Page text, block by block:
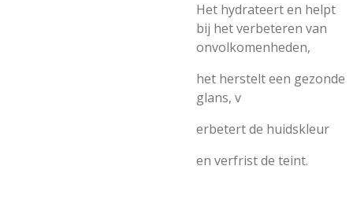
Het hydrateert en helpt
bij het verbeteren van
onvolkomenheden,
het herstelt een gezonde
glans, v
erbetert de huidskleur
en verfrist de teint.